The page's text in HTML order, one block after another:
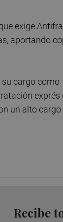
exige
aportando
cargo como
un alto
Recibe